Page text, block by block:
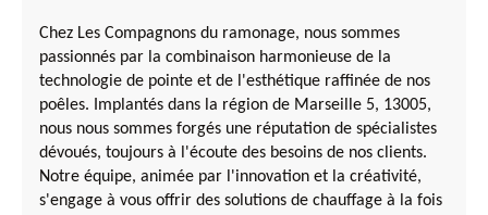
Chez Les Compagnons du ramonage, nous sommes
passionnés par la combinaison harmonieuse de la
technologie de pointe et de l'esthétique raffinée de nos
poêles. Implantés dans la région de Marseille 5, 13005,
nous nous sommes forgés une réputation de spécialistes
dévoués, toujours à l'écoute des besoins de nos clients.
Notre équipe, animée par l'innovation et la créativité,
s'engage à vous offrir des solutions de chauffage à la fois